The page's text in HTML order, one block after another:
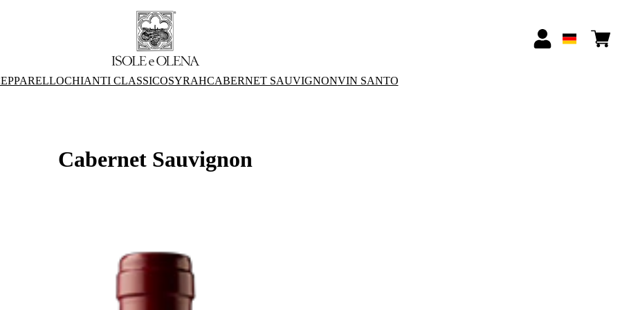
CHIANTI CLASSICOSYRAHCABERNET SAUVIGNONVIN SANTO
Cabernet Sauvignon